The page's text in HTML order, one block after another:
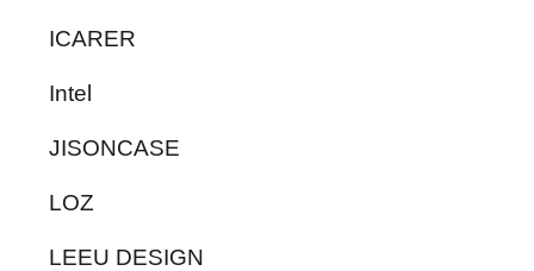
ICARER
Intel
JISONCASE
LOZ
LEEU DESIGN